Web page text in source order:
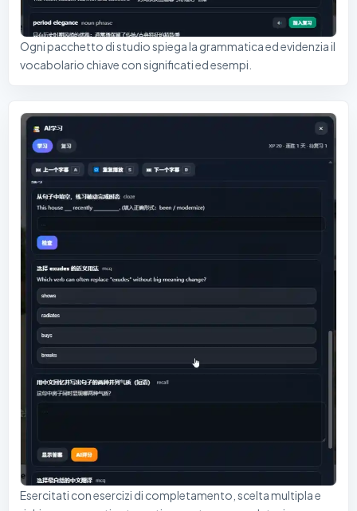
Ogni pacchetto di studio spiega la grammatica ed evidenzia il
vocabolario chiave con significati ed esempi.
Esercitati con esercizi di completamento, scelta multipla e